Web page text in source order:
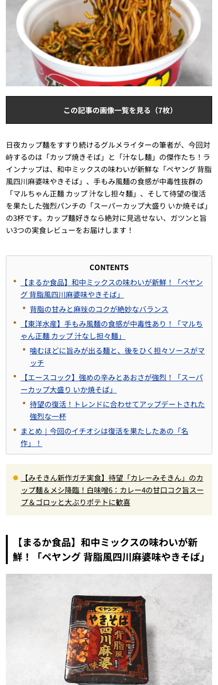
この記事の画像一覧を見る（7枚）
日夜カップ麺をすすり続けるグルメライターの筆者が、今回対
峙するのは「カップ焼きそば」と「汁なし麺」の傑作たち！ラ
インナップは、和中ミックスの味わいが新鮮な「ペヤング 背脂
風四川麻婆味やきそば」、手もみ風麺の食感が中毒性抜群の
「マルちゃん正麺 カップ 汁なし担々麺」、そして待望の復活
を果たした強烈パンチの「スーパーカップ大盛り いか焼そば」
の3杯です。カップ麺好きなら絶対に見逃せない、ガツンと旨
い3つの実食レビューをお届けします！
CONTENTS
【まるか食品】和中ミックスの味わいが新鮮！「ペヤン
グ 背脂風四川麻婆味やきそば」
背脂の甘みと麻辣のコクが絶妙なバランス
【東洋水産】手もみ風麺の食感が中毒性あり！「マルち
ゃん正麺 カップ 汁なし担々麺」
噛むほどに旨みが出る麺と、後をひく担々ソースがマ
ッチ
【エースコック】強めの辛みとあおさが強烈！「スーパ
ーカップ大盛り いか焼そば」
待望の復活！トレンドに合わせてアップデートされた
強烈な一杯
まとめ｜今回のイチオシは復活を果たしたあの「名
作」！
【みそきん新作ガチ実食】待望「カレーみそきん」のカ
ップ麺＆メシ降臨！白味噌6：カレー4の甘口コク旨スー
プ＆ゴロッと大ぶりポテトに歓喜
【まるか食品】和中ミックスの味わいが新
鮮！「ペヤング 背脂風四川麻婆味やきそば」